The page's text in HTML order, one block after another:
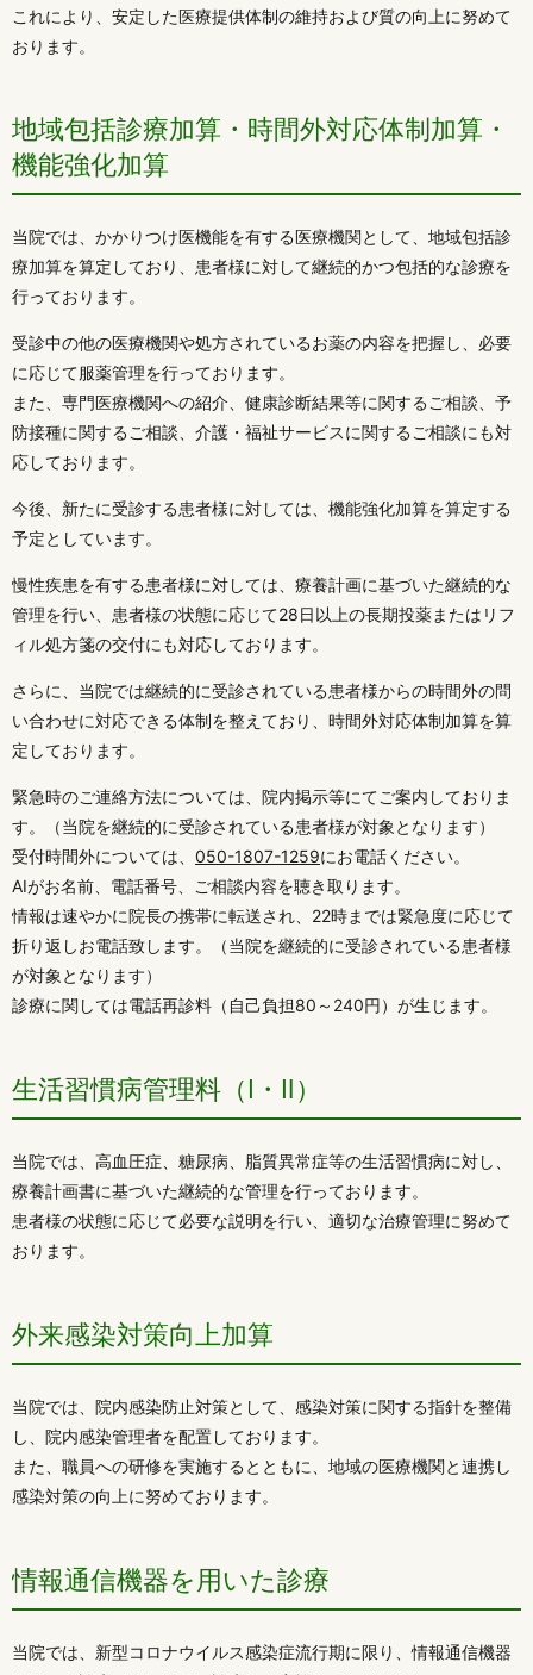
これにより、安定した医療提供体制の維持および質の向上に努めて
おります。
地域包括診療加算・時間外対応体制加算・
機能強化加算
当院では、かかりつけ医機能を有する医療機関として、地域包括診
療加算を算定しており、患者様に対して継続的かつ包括的な診療を
行っております。
受診中の他の医療機関や処方されているお薬の内容を把握し、必要
に応じて服薬管理を行っております。
また、専門医療機関への紹介、健康診断結果等に関するご相談、予
防接種に関するご相談、介護・福祉サービスに関するご相談にも対
応しております。
今後、新たに受診する患者様に対しては、機能強化加算を算定する
予定としています。
慢性疾患を有する患者様に対しては、療養計画に基づいた継続的な
管理を行い、患者様の状態に応じて28日以上の長期投薬またはリフ
ィル処方箋の交付にも対応しております。
さらに、当院では継続的に受診されている患者様からの時間外の問
い合わせに対応できる体制を整えており、時間外対応体制加算を算
定しております。
緊急時のご連絡方法については、院内掲示等にてご案内しておりま
す。（当院を継続的に受診されている患者様が対象となります）
受付時間外については、 050-1807-1259にお電話ください。
AIがお名前、電話番号、ご相談内容を聴き取ります。
情報は速やかに院長の携帯に転送され、22時までは緊急度に応じて
折り返しお電話致します。（当院を継続的に受診されている患者様
が対象となります）
診療に関しては電話再診料（自己負担80～240円）が生じます。
生活習慣病管理料（Ⅰ・Ⅱ）
当院では、高血圧症、糖尿病、脂質異常症等の生活習慣病に対し、
療養計画書に基づいた継続的な管理を行っております。
患者様の状態に応じて必要な説明を行い、適切な治療管理に努めて
おります。
外来感染対策向上加算
当院では、院内感染防止対策として、感染対策に関する指針を整備
し、院内感染管理者を配置しております。
また、職員への研修を実施するとともに、地域の医療機関と連携し
感染対策の向上に努めております。
情報通信機器を用いた診療
当院では、新型コロナウイルス感染症流行期に限り、情報通信機器